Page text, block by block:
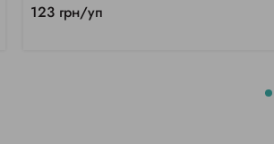
123 грн/уп